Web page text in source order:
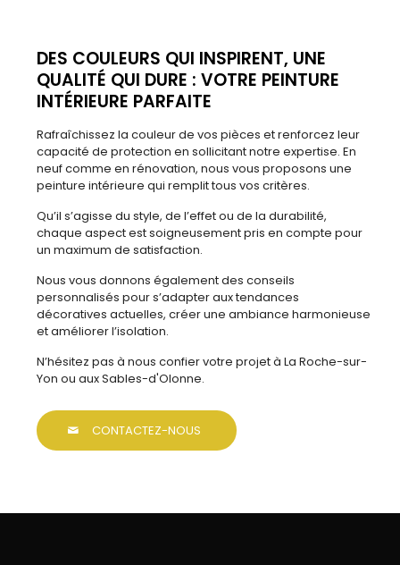
DES COULEURS QUI INSPIRENT, UNE
QUALITÉ QUI DURE : VOTRE PEINTURE
INTÉRIEURE PARFAITE
Rafraîchissez la couleur de vos pièces et renforcez leur
capacité de protection en sollicitant notre expertise. En
neuf comme en rénovation, nous vous proposons une
peinture intérieure qui remplit tous vos critères.
Qu’il s’agisse du style, de l’effet ou de la durabilité,
chaque aspect est soigneusement pris en compte pour
un maximum de satisfaction.
Nous vous donnons également des conseils
personnalisés pour s’adapter aux tendances
décoratives actuelles, créer une ambiance harmonieuse
et améliorer l’isolation.
N’hésitez pas à nous confier votre projet à La Roche-sur-
Yon ou aux Sables-d'Olonne.
CONTACTEZ-NOUS